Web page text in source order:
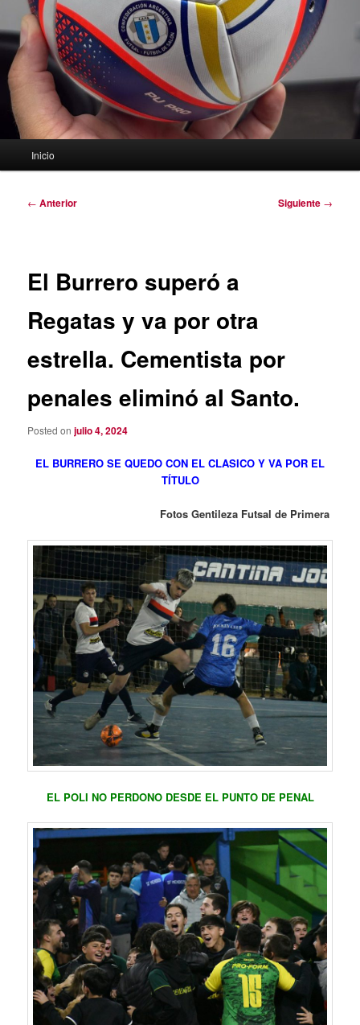
Inicio
Navegación
← Anterior Siguiente →
El Burrero superó a
Regatas y va por otra
estrella. Cementista por
penales eliminó al Santo.
Posted onjulio 4, 2024
EL BURRERO SE QUEDO CON EL CLASICO Y VA POR EL
TÍTULO
Fotos Gentileza Futsal de Primera
EL POLI NO PERDONO DESDE EL PUNTO DE PENAL